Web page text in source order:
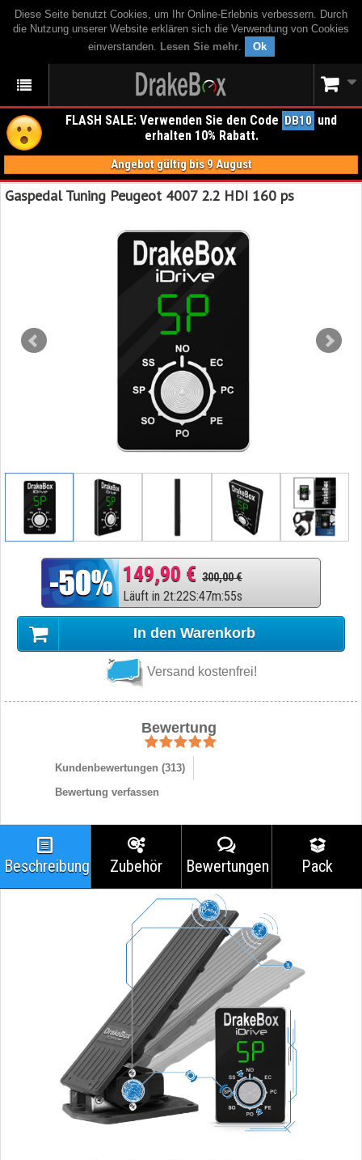
Diese Seite benutzt Cookies, um Ihr Online-Erlebnis verbessern. Durch
die Nutzung unserer Website erklären sich die Verwendung von Cookies
einverstanden. Lesen Sie mehr. Ok
FLASH SALE: Verwenden Sie den Code DB10 und
erhalten 10% Rabatt.
Angebot gültig bis 9 August
Gaspedal Tuning Peugeot 4007 2.2 HDI 160 ps
149,90 € 300,00 €
Läuft in 2t:22S:47m:54s
In den Warenkorb
Versand kostenfrei!
Bewertung
Kundenbewertungen (313)
Bewertung verfassen
Beschreibung Zubehör Bewertungen Pack